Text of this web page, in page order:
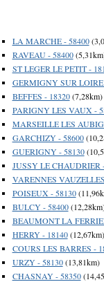
LA MARCHE - 58400
RAVEAU - 58400
ST LEGER LE PETIT -
GERMIGNY SUR LOIRE
BEFFES - 18320(7,28km)
PARIGNY LES VAUX -
MARSEILLE LES
GARCHIZY - 58600
GUERIGNY - 58130
JUSSY LE CHAUDRIER
VARENNES
POISEUX - 58130
BULCY - 58400
BEAUMONT LA
HERRY - 18140(12,67km)
COURS LES BARRES -
URZY - 58130(13,81km)
CHASNAY - 58350